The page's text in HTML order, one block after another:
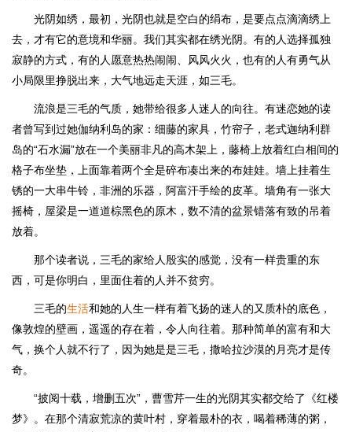
光阴如绣，最初，光阴也就是空白的绢布，是要点点滴滴绣上
去，才有它的意境和华丽。我们其实都在绣光阴。有的人选择孤独
寂静的方式，有的人愿意热热闹闹、风风火火，也有的人有勇气从
小局限里挣脱出来，大气地远走天涯，如三毛。
流浪是三毛的气质，她带给很多人迷人的向往。有迷恋她的读
者曾写到过她伽纳利岛的家：细藤的家具，竹帘子，老式迦纳利群
岛的“石水漏”放在一个美丽非凡的高木架上，藤椅上放着红白相间的
格子布坐垫，上面靠着两个全是碎布凑出来的布娃娃。墙上挂着生
锈的一大串牛铃，非洲的乐器，阿富汗手绘的皮革。墙角有一张大
摇椅，屋梁是一道道棕黑色的原木，数不清的盆景错落有致的吊着
放着。
那个读者说，三毛的家给人殷实的感觉，没有一样贵重的东
西，可是你明白，里面住着的人并不贫穷。
三毛的生活和她的人生一样有着飞扬的迷人的又质朴的底色，
像敦煌的壁画，遥遥的存在着，令人向往着。那种简单的富有和大
气，换个人就不行了，因为她是是三毛，撒哈拉沙漠的月亮才是传
奇。
“披阅十载，增删五次”，曹雪芹一生的光阴其实都交给了《红楼
梦》。在那个清寂荒凉的黄叶村，穿着最朴的衣，喝着稀薄的粥，